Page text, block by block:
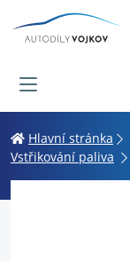
Hlavní stránka
Vstřikování paliva